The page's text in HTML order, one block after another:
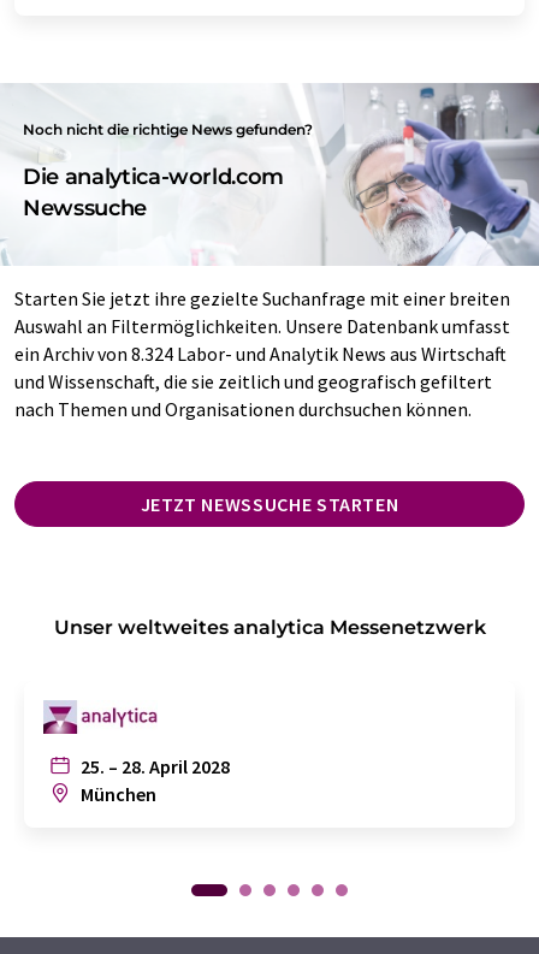
Noch nicht die richtige News gefunden?
Die analytica-world.com
Newssuche
Starten Sie jetzt ihre gezielte Suchanfrage mit einer breiten
Auswahl an Filtermöglichkeiten. Unsere Datenbank umfasst
ein Archiv von 8.324 Labor- und Analytik News aus Wirtschaft
und Wissenschaft, die sie zeitlich und geografisch gefiltert
nach Themen und Organisationen durchsuchen können.
JETZT NEWSSUCHE STARTEN
Unser weltweites analytica Messenetzwerk
25. – 28. April 2028
München